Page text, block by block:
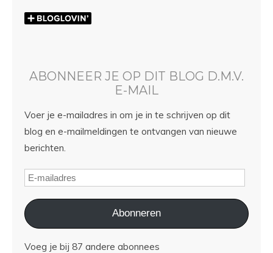
ABONNEER JE OP DIT BLOG D.M.V.
E-MAIL
Voer je e-mailadres in om je in te schrijven op dit
blog en e-mailmeldingen te ontvangen van nieuwe
berichten.
Abonneren
Voeg je bij 87 andere abonnees